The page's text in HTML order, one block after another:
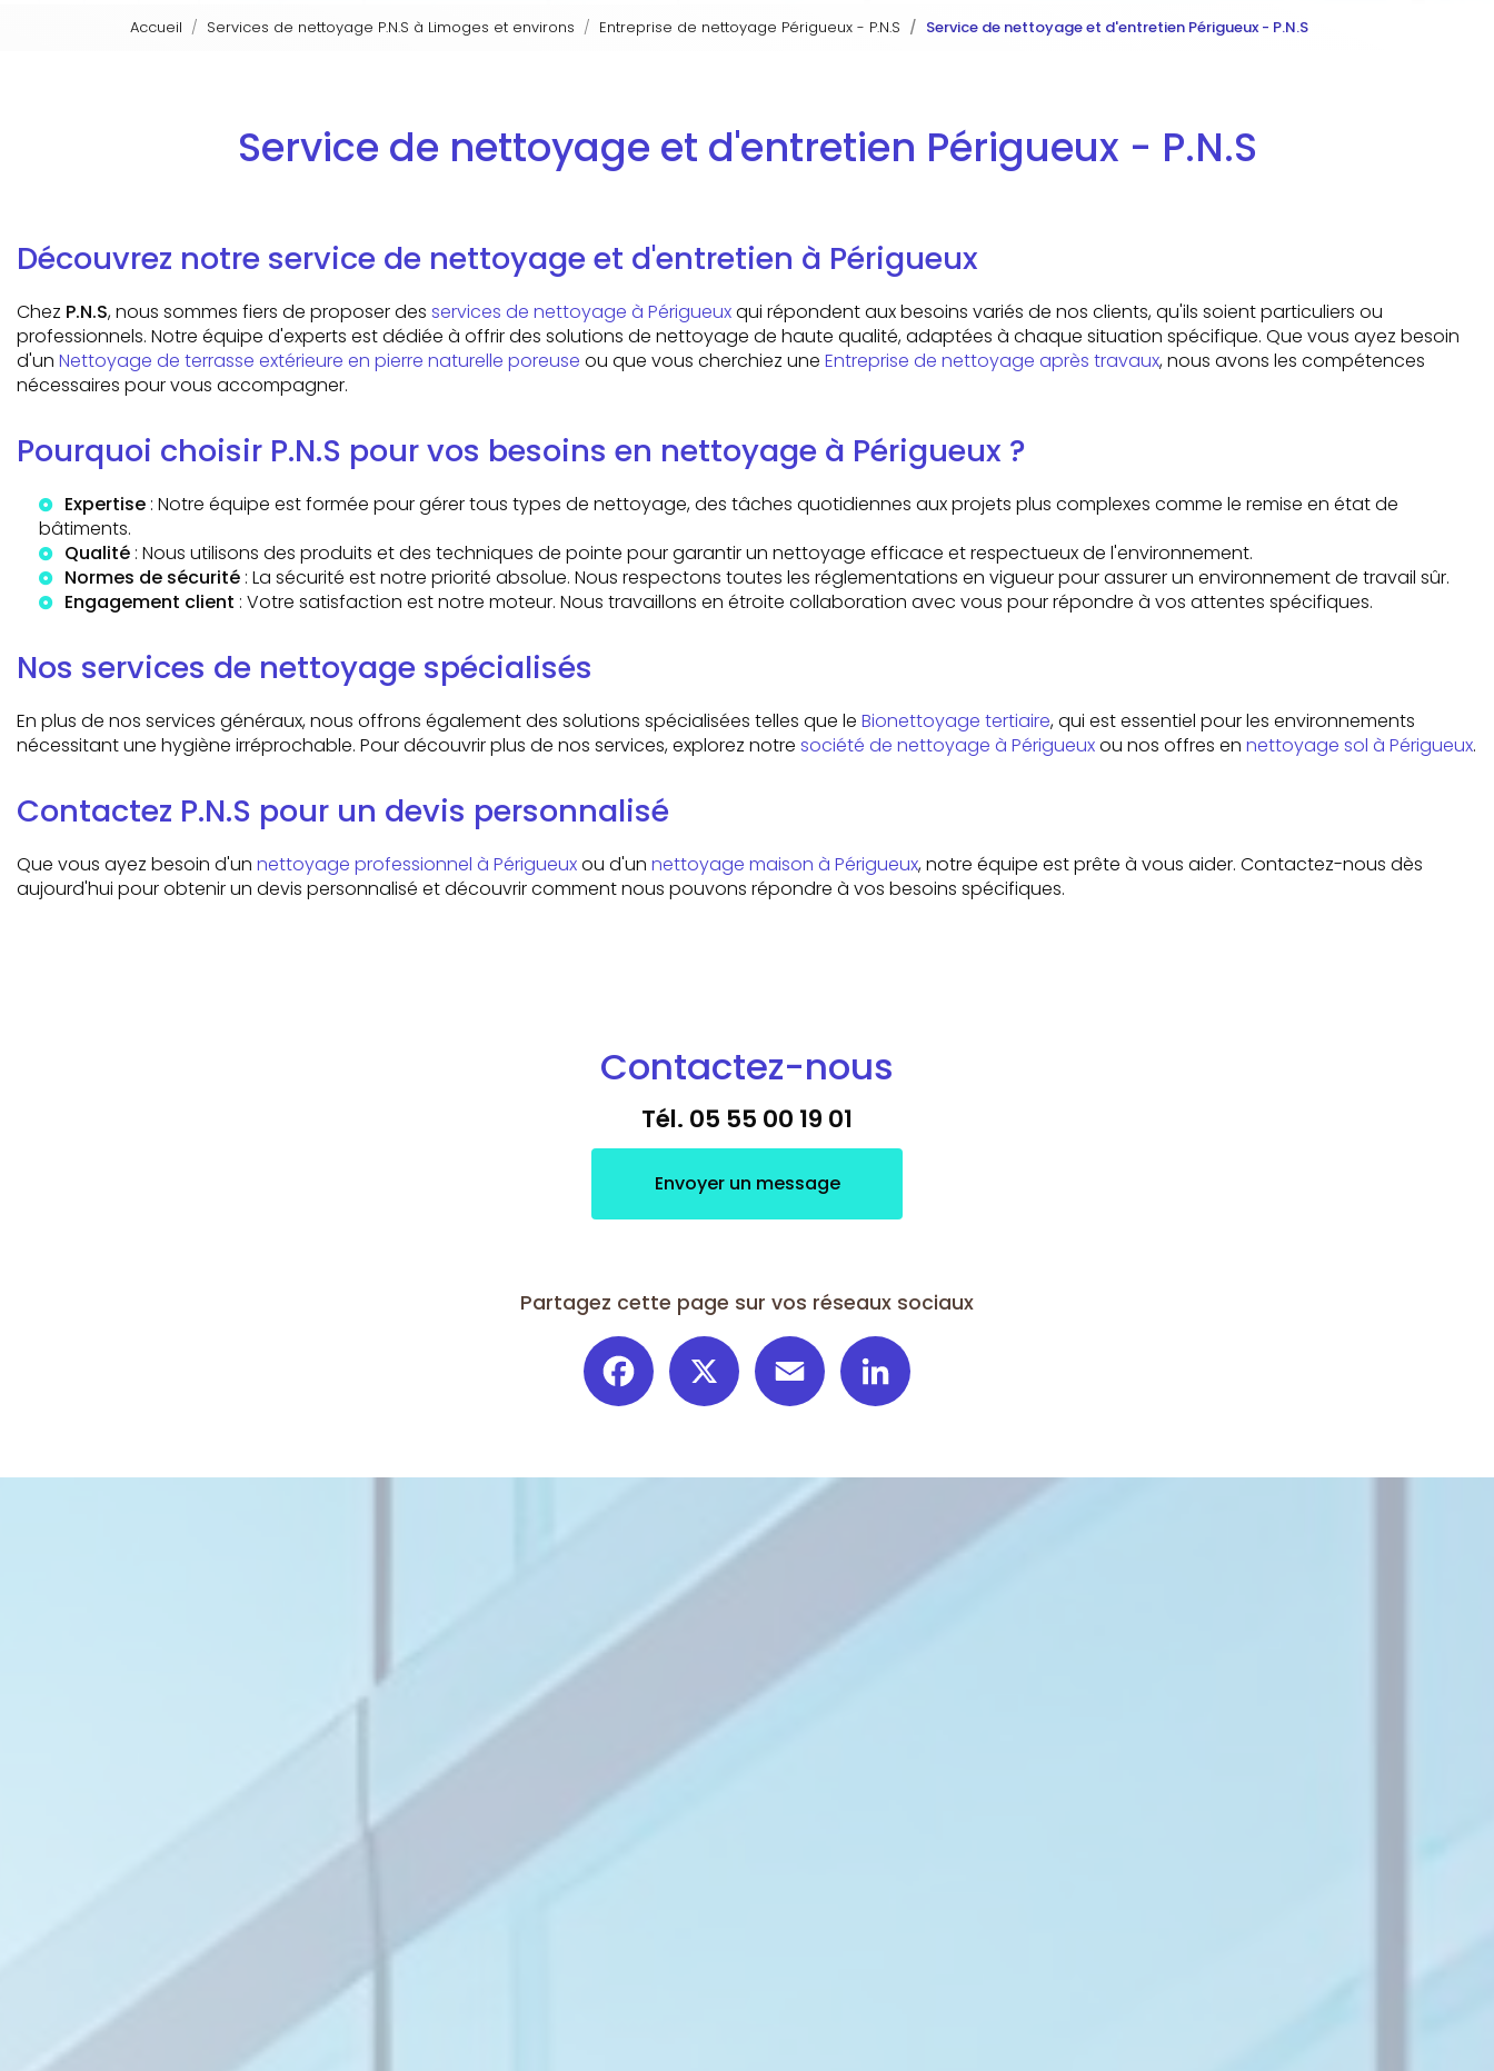
Accueil Services de nettoyage P.N.S à Limoges et environs Entreprise de nettoyage Périgueux - P.N.S Service de nettoyage et d'entretien Périgueux - P.N.S
Service de nettoyage et d'entretien Périgueux - P.N.S
Découvrez notre service de nettoyage et d'entretien à Périgueux
Chez P.N.S, nous sommes fiers de proposer des services de nettoyage à Périgueuxqui répondent aux besoins variés de nos clients, qu'ils soient particuliers ou
professionnels. Notre équipe d'experts est dédiée à offrir des solutions de nettoyage de haute qualité, adaptées à chaque situation spécifique. Que vous ayez besoin
d'un Nettoyage de terrasse extérieure en pierre naturelle poreuse ou que vous cherchiez une Entreprise de nettoyage après travaux, nous avons les compétences
nécessaires pour vous accompagner.
Pourquoi choisir P.N.S pour vos besoins en nettoyage à Périgueux ?
Expertise : Notre équipe est formée pour gérer tous types de nettoyage, des tâches quotidiennes aux projets plus complexes comme le remise en étatde
bâtiments.
Qualité : Nous utilisons des produits et des techniques de pointe pour garantir un nettoyage efficace et respectueux de l'environnement.
Normes de sécurité : La sécurité est notre priorité absolue. Nous respectons toutes les réglementations en vigueur pour assurer un environnement de travail sûr.
Engagement client : Votre satisfaction est notre moteur. Nous travaillons en étroite collaboration avec vous pour répondre à vos attentes spécifiques.
Nos services de nettoyage spécialisés
En plus de nos services généraux, nous offrons également des solutions spécialisées telles que le Bionettoyage tertiaire, qui est essentiel pour les environnements
nécessitant une hygiène irréprochable. Pour découvrir plus de nos services, explorez notre société de nettoyage à Périgueuxou nos offres en nettoyage sol à Périgueux.
Contactez P.N.S pour un devis personnalisé
Que vous ayez besoin d'un nettoyage professionnel à Périgueuxou d'un nettoyage maison à Périgueux, notre équipe est prête à vous aider. Contactez-nous dès
aujourd'hui pour obtenir un devis personnalisé et découvrir comment nous pouvons répondre à vos besoins spécifiques.
Contactez-nous
Tél. 05 55 00 19 01
Envoyer un message
Partagez cette page sur vos réseaux sociaux
Facebook Email